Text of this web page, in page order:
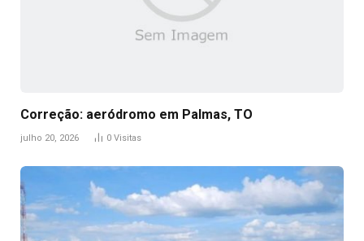
Correção: aeródromo em Palmas, TO
julho 20, 2026 0 Visitas